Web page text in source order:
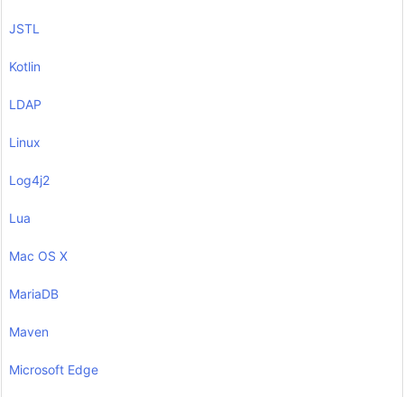
JSTL
Kotlin
LDAP
Linux
Log4j2
Lua
Mac OS X
MariaDB
Maven
Microsoft Edge